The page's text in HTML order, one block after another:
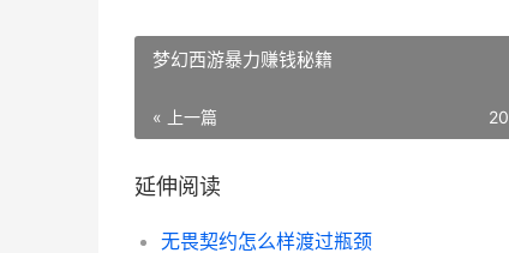
梦幻西游暴力赚钱秘籍
« 上一篇
延伸阅读
无畏契约怎么样渡过瓶颈